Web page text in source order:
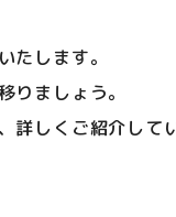
たします。
りましょう。
しくご紹介して